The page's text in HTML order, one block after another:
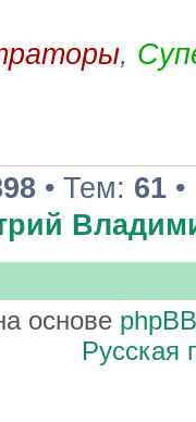
,
• Тем: 61
основе phpBB
Русская